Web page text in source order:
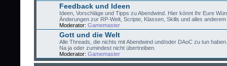
Feedback und Ideen
Ideen, Vorschläge und Tipps zu Abendwind. Hier könnt Ihr Eure
Änderungen zur RP-Welt, Scripte, Klassen, Skills und alles
Moderator: Gamemaster
Gott und die Welt
Alle Threads, die nichts mit Abendwind und/oder DAoC zu tun
Na ja oder zumindest nicht übertreiben.
Moderator: Gamemaster